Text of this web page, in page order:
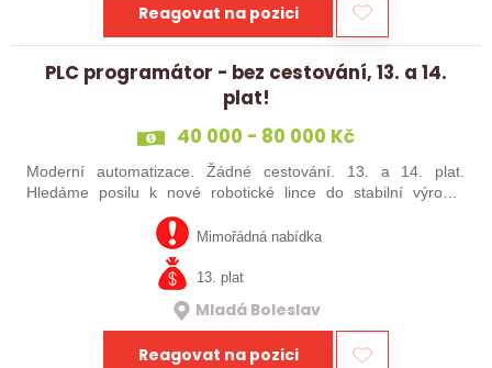
Reagovat na pozici
PLC programátor - bez cestování, 13. a 14.
plat!
40 000 - 80 000 Kč
Moderní automatizace. Žádné cestování. 13. a 14. plat.
Hledáme posilu k nové robotické lince do stabilní výrobní
jste šikovný absolvent…
Mimořádná nabídka
13. plat
Mladá Boleslav
Reagovat na pozici